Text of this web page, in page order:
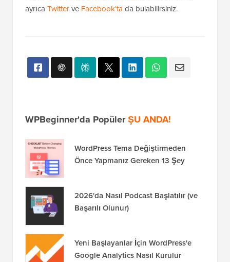
ayrıca Twitterve Facebook'ta da bulabilirsiniz.
WPBeginner'da PopülerŞU ANDA!
WordPress Tema Değiştirmeden
Önce Yapmanız Gereken 13 Şey
2026'da Nasıl Podcast Başlatılır (ve
Başarılı Olunur)
Yeni Başlayanlar İçin WordPress'e
Google Analytics Nasıl Kurulur